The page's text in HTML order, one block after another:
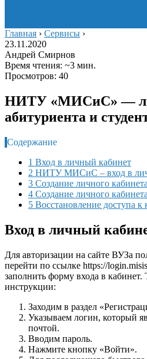
Главная › Сервисы ›
23.11.2020
Андрей Смирнов
Время чтения: ~3 мин.
Просмотров: 40
НИТУ «МИСиС» —
абитуриента и
Содержание
1 Вход в личный кабинет
2 НИТУ МИСиС – вход в
3 Создание личного
4 Создание личного
5 Восстановление доступа к
Вход в личный
Для авторизации на сайте ВУЗа
перейти по ссылке https://
заполнить форму входа в кабинет.
инструкции:
Заходим в раздел
Указываем логин, который
почтой.
Вводим пароль.
Нажмите кнопку «Войти».